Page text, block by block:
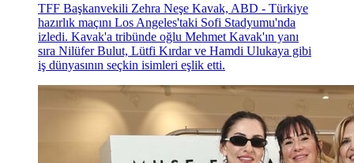
TFF Başkanvekili Zehra Neşe Kavak, ABD - Türkiye
hazırlık maçını Los Angeles'taki Sofi Stadyumu'nda
izledi. Kavak'a tribünde oğlu Mehmet Kavak'ın yanı
sıra Nilüfer Bulut, Lütfi Kırdar ve Hamdi Ulukaya gibi
iş dünyasının seçkin isimleri eşlik etti.